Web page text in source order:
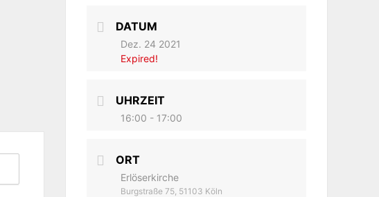
DATUM
Dez. 24 2021
Expired!
UHRZEIT
16:00 - 17:00
ORT
Erlöserkirche
Burgstraße 75, 51103 Köln